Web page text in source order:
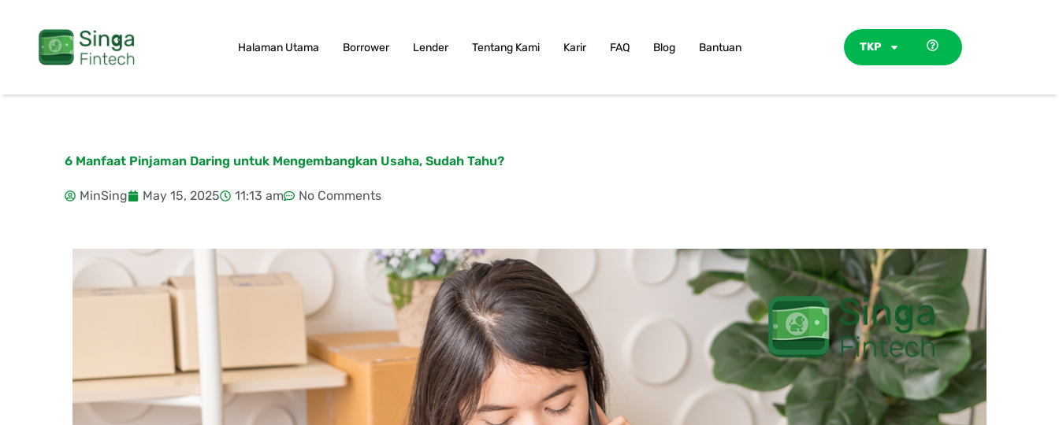
content
Halaman Utama Borrower Lender Tentang Kami Karir FAQ Blog Bantuan TKP
6 Manfaat Pinjaman Daring untuk Mengembangkan Usaha, Sudah Tahu?
MinSing May 15, 2025 11:13 am No Comments